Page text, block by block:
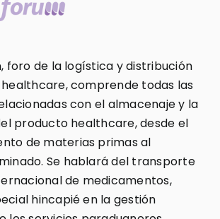
foro de la logística y distribución
comprende todas las
con el almacenaje y la
producto healthcare, desde el
de materias primas al
Se hablará del transporte
de medicamentos,
hincapié en la gestión